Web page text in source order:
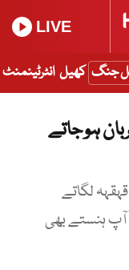
LIVE
جنگ کھیل انٹرٹینمنٹ
ہو جاتے
لگاتے
آپ ہنستے بھی